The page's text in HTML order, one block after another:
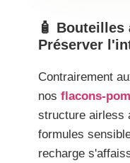
🧴 Bouteilles
Préserver
Contrairement
nos flacons-
structure airless
formules
recharge